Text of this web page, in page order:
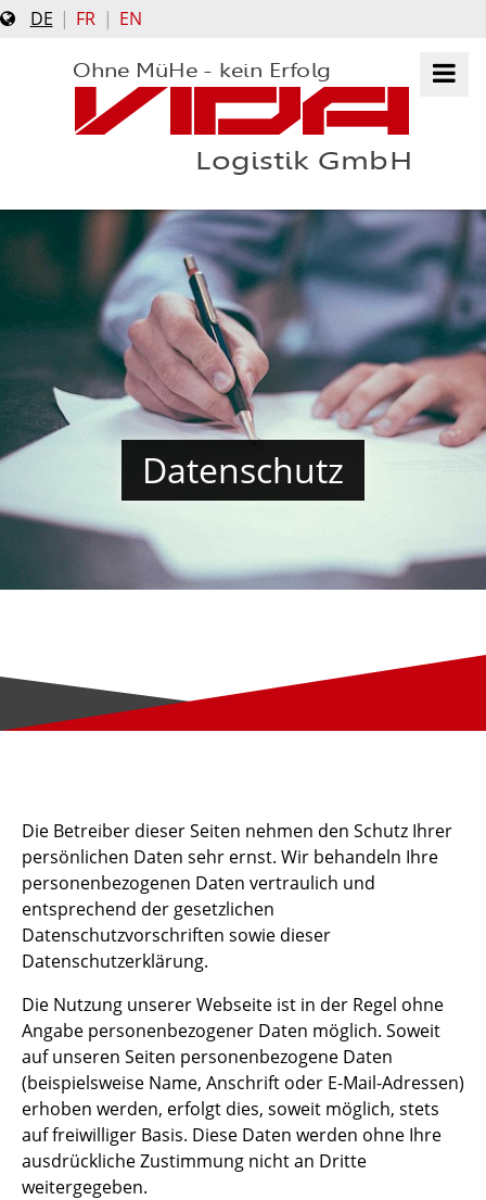
DE FR EN
Ohne MüHe - kein Erfolg
Logistik GmbH
VIDA
UNTERNEHMEN
UNSERE PARTNER
KARRIERE
DOWNLOADS
LEISTUNGEN
SERVICE
VERKAUFEN & VERMIETEN
Datenschutz
Die Betreiber dieser Seiten nehmen den Schutz Ihrer
persönlichen Daten sehr ernst. Wir behandeln Ihre
personenbezogenen Daten vertraulich und
entsprechend der gesetzlichen
Datenschutzvorschriften sowie dieser
Datenschutzerklärung.
Die Nutzung unserer Webseite ist in der Regel ohne
Angabe personenbezogener Daten möglich. Soweit
auf unseren Seiten personenbezogene Daten
(beispielsweise Name, Anschrift oder E-Mail-Adressen)
erhoben werden, erfolgt dies, soweit möglich, stets
auf freiwilliger Basis. Diese Daten werden ohne Ihre
ausdrückliche Zustimmung nicht an Dritte
weitergegeben.